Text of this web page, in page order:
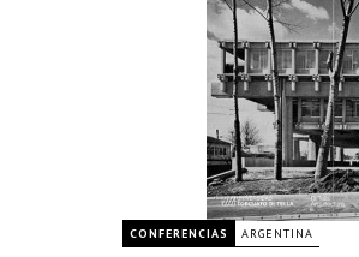
CONFERENCIAS ARGENTINA